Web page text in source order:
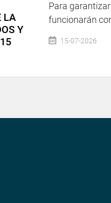
LA
Y
Para
funcionarán
15-07-2026